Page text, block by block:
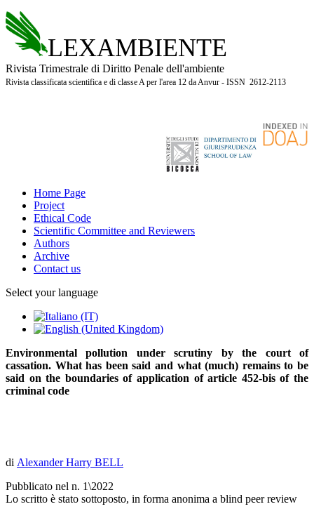
LEXAMBIENTE
Rivista Trimestrale di Diritto Penale dell'ambiente
Rivista classificata scientifica e di classe A per l'area 12 da Anvur - ISSN 2612-2113
Home Page
Project
Ethical Code
Scientific Committee and Reviewers
Authors
Archive
Contact us
Select your language
Environmental pollution under scrutiny by the court of
cassation. What has been said and what (much) remains to be
said on the boundaries of application of article 452-bis of the
criminal code
di Alexander Harry BELL
Pubblicato nel n. 1\2022
Lo scritto è stato sottoposto, in forma anonima a blind peer review